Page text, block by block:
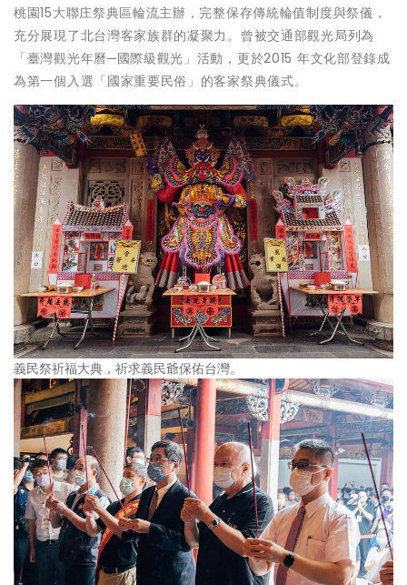
桃園15大聯庄祭典區輪流主辦，完整保存傳統輪值制度與祭儀，
充分展現了北台灣客家族群的凝聚力。曾被交通部觀光局列為
「臺灣觀光年曆─國際級觀光」活動，更於2015 年文化部登錄成
為第一個入選「國家重要民俗」的客家祭典儀式。
義民祭祈福大典，祈求義民爺保佑台灣。